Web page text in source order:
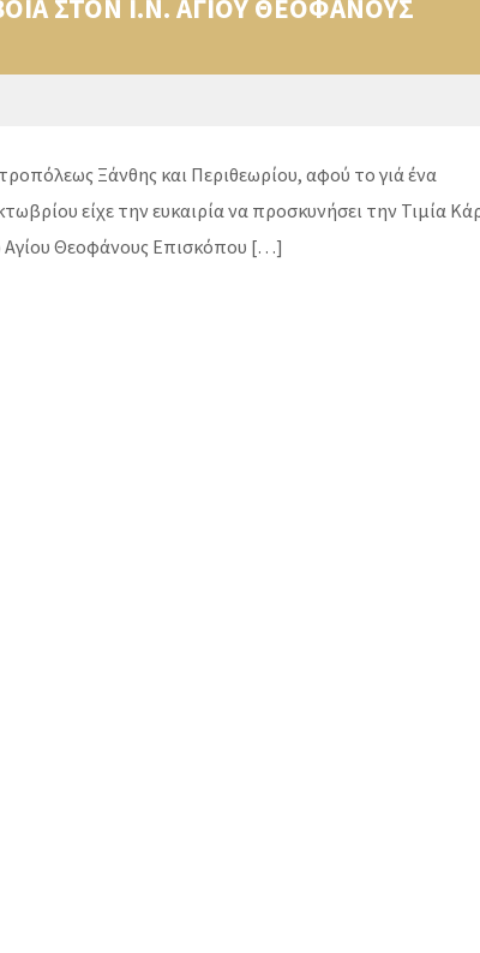
ΣΤΟΝ Ι.Ν. ΑΓΙΟΥ ΘΕΟΦΑΝΟΥΣ
Ξάνθης και Περιθεωρίου, αφού το γιά ένα
είχε την ευκαιρία να προσκυνήσει την Τιμία
Αγίου Θεοφάνους Επισκόπου […]